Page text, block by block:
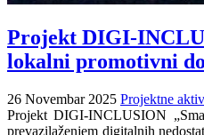
Projekt DIGI-
lokalni promotivni
26 Novembar 2025 Projektne
Projekt DIGI-INCLUSION
prevazilaženjem digitalnih